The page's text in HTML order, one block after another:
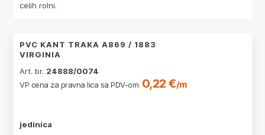
celih rolni.
PVC KANT TRAKA A869 / 1883
VIRGINIA
Art. br. 24888/0074
VP cena za pravna lica sa PDV-om 0,22 €/m
jedinica